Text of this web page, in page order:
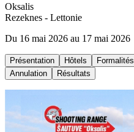
Oksalis
Rezeknes - Lettonie
Du 16 mai 2026 au 17 mai 2026
Présentation Hôtels Formalités
Annulation
Résultats